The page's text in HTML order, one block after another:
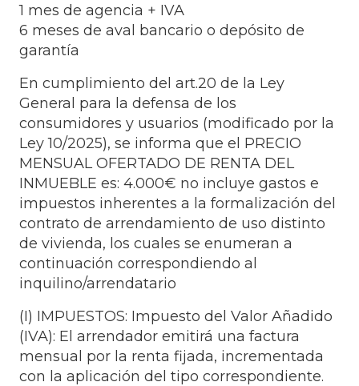
1 mes de agencia + IVA
6 meses de aval bancario o depósito de
garantía
En cumplimiento del art.20 de la Ley
General para la defensa de los
consumidores y usuarios (modificado por la
Ley 10/2025), se informa que el PRECIO
MENSUAL OFERTADO DE RENTA DEL
INMUEBLE es: 4.000€ no incluye gastos e
impuestos inherentes a la formalización del
contrato de arrendamiento de uso distinto
de vivienda, los cuales se enumeran a
continuación correspondiendo al
inquilino/arrendatario
(I) IMPUESTOS: Impuesto del Valor Añadido
(IVA): El arrendador emitirá una factura
mensual por la renta fijada, incrementada
con la aplicación del tipo correspondiente.